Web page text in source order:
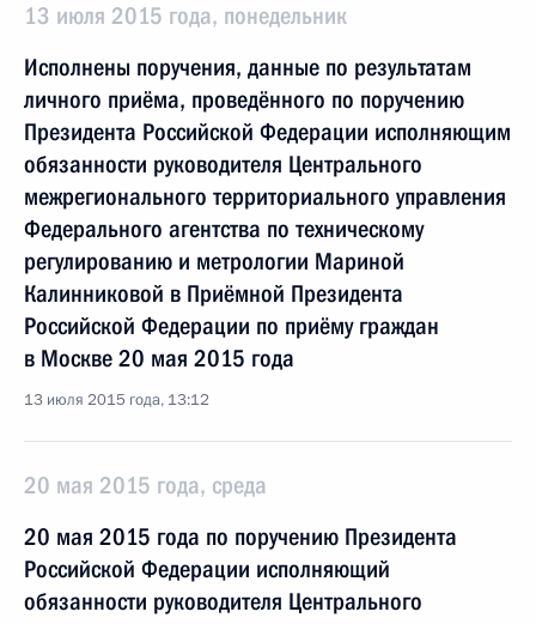
13 июля 2015 года, понедельник
Исполнены поручения, данные по результатам
личного приёма, проведённого по поручению
Президента Российской Федерации исполняющим
обязанности руководителя Центрального
межрегионального территориального управления
Федерального агентства по техническому
регулированию и метрологии Мариной
Калинниковой в Приёмной Президента
Российской Федерации по приёму граждан
в Москве 20 мая 2015 года
13 июля 2015 года, 13:12
20 мая 2015 года, среда
20 мая 2015 года по поручению Президента
Российской Федерации исполняющий
обязанности руководителя Центрального